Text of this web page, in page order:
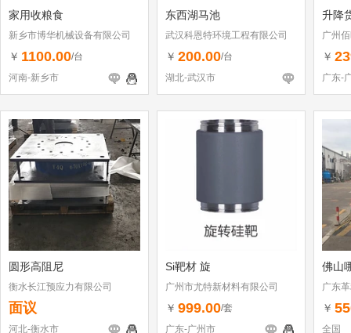
家用收粮食
新乡市博华机械设备有限公司
￥ 1100.00/台
河南-新乡市
东西湖马池
武汉科恩特环境工程有限公司
￥ 200.00/台
湖北-武汉市
升降
广州
￥
广东-
圆形高阻尼
衡水长江预应力有限公司
面议
河北-衡水市
Si靶材 旋
广州市尤特新材料有限公司
￥ 999.00/套
广东-广州市
佛山
广东
￥
全国